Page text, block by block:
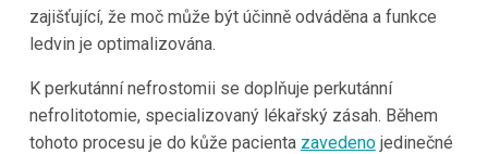
zajišťující, že moč může být účinně odváděna a funkce
ledvin je optimalizována.
K perkutánní nefrostomii se doplňuje perkutánní
nefrolitotomie, specializovaný lékařský zásah. Během
tohoto procesu je do kůže pacienta zavedenojedinečné